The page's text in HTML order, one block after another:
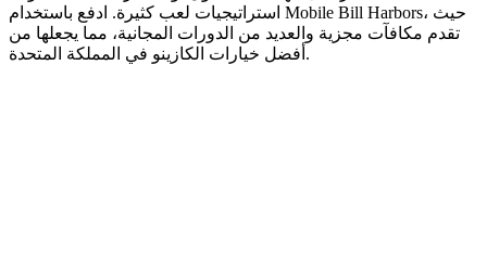
استراتيجيات لعب كثيرة. ادفع باستخدام Mobile Bill Harbors، حيث
تقدم مكافآت مجزية والعديد من الدورات المجانية، مما يجعلها من
أفضل خيارات الكازينو في المملكة المتحدة.